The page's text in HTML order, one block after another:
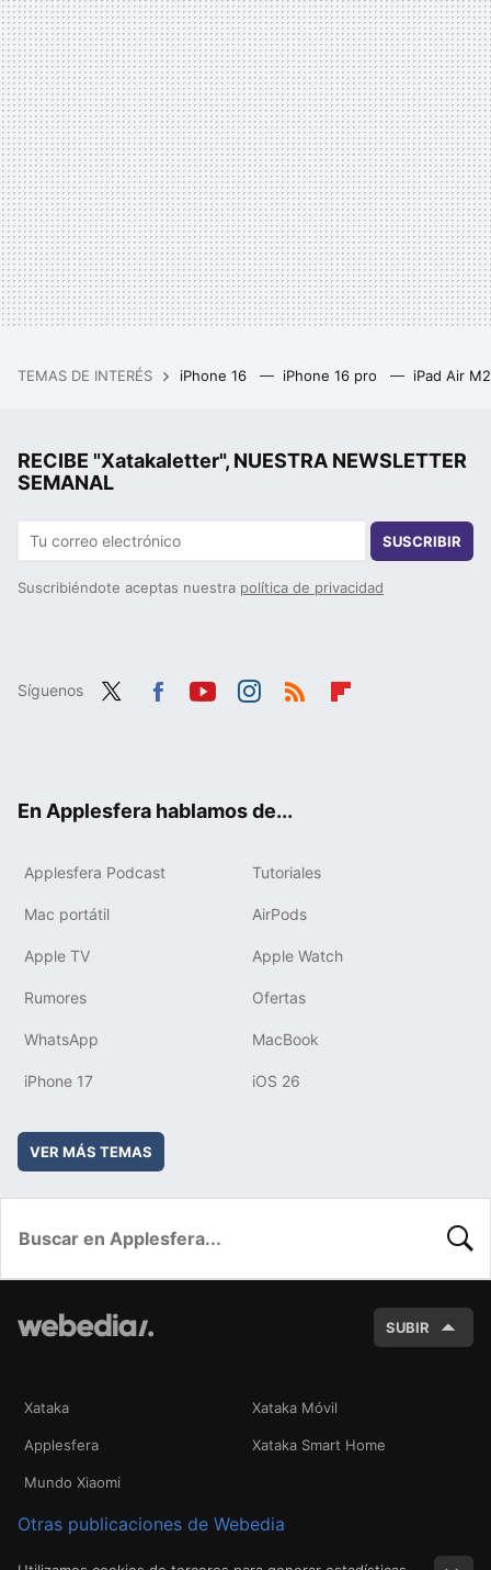
TEMAS DE INTERÉS iPhone 16 iPhone 16 pro iPad Air
RECIBE "Xatakaletter", NUESTRA NEWSLETTER
SEMANAL
SUSCRIBIR
Suscribiéndote aceptas nuestra política de privacidad
Síguenos
En Applesfera hablamos de...
Applesfera Podcast Tutoriales
Mac portátil AirPods
Apple TV Apple Watch
Rumores Ofertas
WhatsApp MacBook
iPhone 17 iOS 26
VER MÁS TEMAS
SUBIR
Xataka Xataka Móvil
Applesfera Xataka Smart Home
Mundo Xiaomi
Otras publicaciones de Webedia